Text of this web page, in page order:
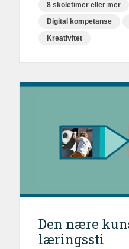
8 skoletimer eller mer
Digital kompetanse
Kreativitet
Den nære
læringssti